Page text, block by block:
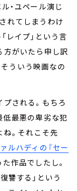
・ユペール演じ
れてしまうわけ
レイプ」という言
方がいたら申し訳
そういう映画なの
される。もちろ
低最悪の卑劣な犯
ね。それこそ先
ルハディの『セー
作品でしたし。
讐する」という